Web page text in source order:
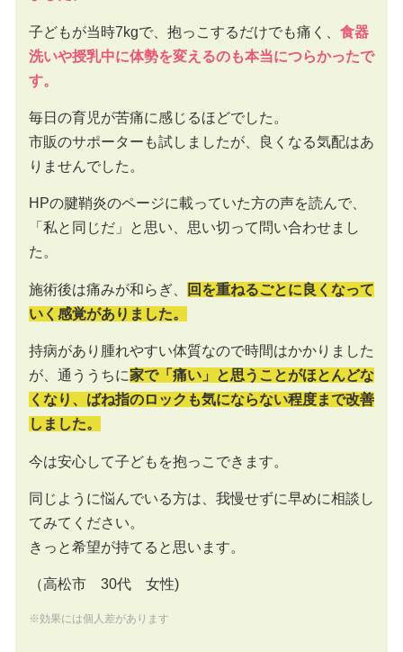
子どもが当時7kgで、抱っこするだけでも痛く、 食器
洗いや授乳中に体勢を変えるのも本当につらかったで
す。
毎日の育児が苦痛に感じるほどでした。
市販のサポーターも試しましたが、良くなる気配はあ
りませんでした。
HPの腱鞘炎のページに載っていた方の声を読んで、
「私と同じだ」と思い、思い切って問い合わせまし
た。
施術後は痛みが和らぎ、
回を重ねるごとに良くなって
いく感覚がありました。
持病があり腫れやすい体質なので時間はかかりました
が、通ううちに家で「痛い」と思うことがほとんどな
くなり、ばね指のロックも気にならない程度まで改善
しました。
今は安心して子どもを抱っこできます。
同じように悩んでいる方は、我慢せずに早めに相談し
てみてください。
きっと希望が持てると思います。
（高松市 30代 女性)
※効果には個人差があります